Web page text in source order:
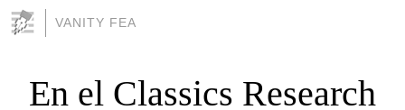
VANITY FEA
En el Classics Research